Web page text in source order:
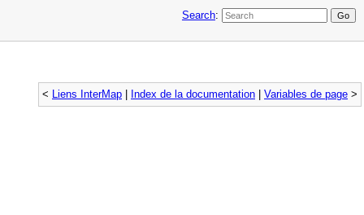
Search:
< Liens InterMap Index de la documentation Variables de page >